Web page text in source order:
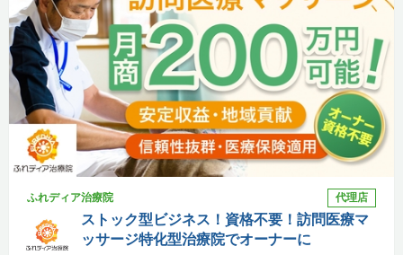
ふれディア治療院 代理店
ストック型ビジネス！資格不要！訪問医療マ
ッサージ特化型治療院でオーナーに